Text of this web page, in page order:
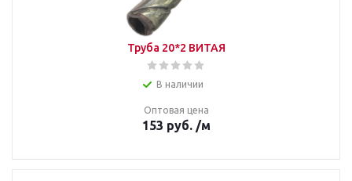
Труба 20*2 ВИТАЯ
В наличии
Оптовая цена
153 руб. /м